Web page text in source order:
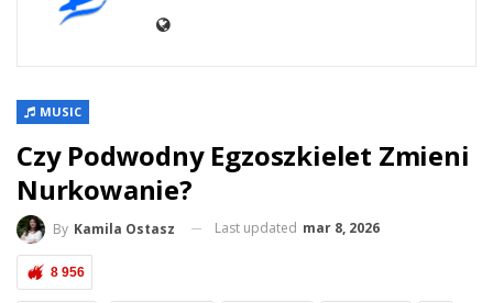
MUSIC
Czy Podwodny Egzoszkielet Zmieni
Nurkowanie?
By Kamila Ostasz Last updated mar 8, 2026
8 956